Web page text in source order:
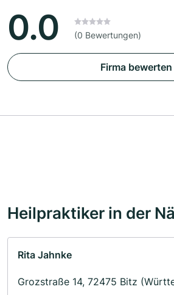
0.0 (0 Bewertungen)
Firma bewerten
Heilpraktiker in der
Rita Jahnke
Grozstraße 14, 72475 Bitz